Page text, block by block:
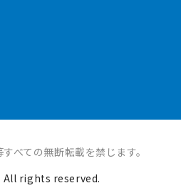
べての無断転載を禁じます。
rights reserved.